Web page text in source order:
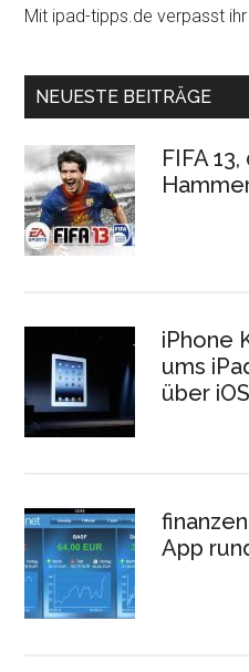
Mit ipad-tipps.de verpasst
NEUESTE BEITRÄGE
FIFA
iPhone
ums
über
App